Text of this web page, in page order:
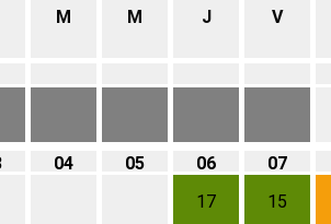
M M J V
04 05
06
17
07
15